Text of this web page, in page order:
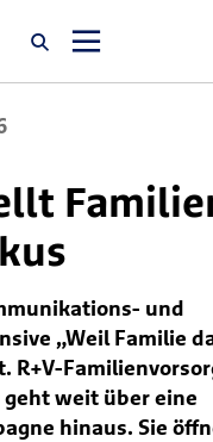
uns
und
„Weil Familie
R+V-
geht weit über eine
hinaus. Sie